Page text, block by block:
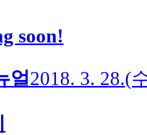
soon!
얼2018. 3. 28.(